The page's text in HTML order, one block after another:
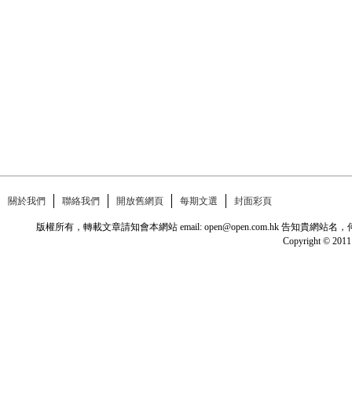
關於我們 聯絡我們 開放舊網頁 每期文選 封面彩頁
版權所有，轉載文章請知會本網站 email: open@open.com.hk 告知貴網站
Copyright © 2011